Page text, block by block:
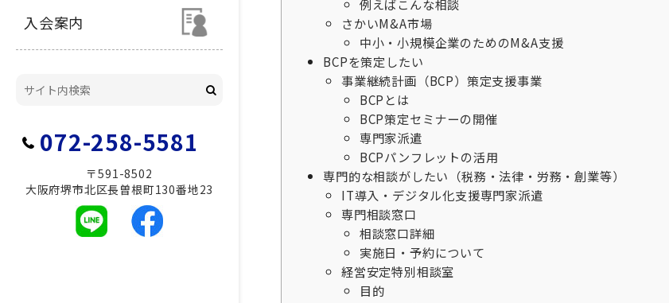
入会案内
072-258-5581
〒591-8502
大阪府堺市北区長曽根町130番地23
例えばこんな相談
さかいM&A市場
中小・小規模企業のためのM&A支援
BCPを策定したい
事業継続計画（BCP）策定支援事業
BCPとは
BCP策定セミナーの開催
専門家派遣
BCPパンフレットの活用
専門的な相談がしたい（税務・法律・労務・創業等）
IT導入・デジタル化支援専門家派遣
専門相談窓口
相談窓口詳細
実施日・予約について
経営安定特別相談室
目的